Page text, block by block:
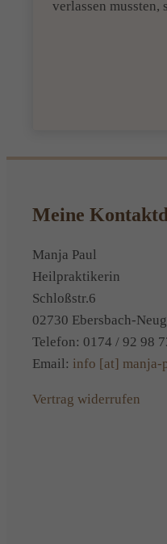
verlassen
Meine
Manja Paul
Heilpraktikerin
Schloßstr.6
02730 Ebersbach-
Telefon: 0174 / 92 98
Email: info [at] manja-
Vertrag widerrufen